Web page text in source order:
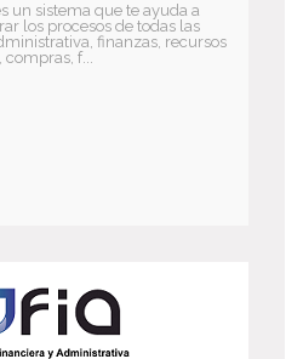
un sistema que te ayuda a
los procesos de todas las
finanzas, recursos
compras, f...